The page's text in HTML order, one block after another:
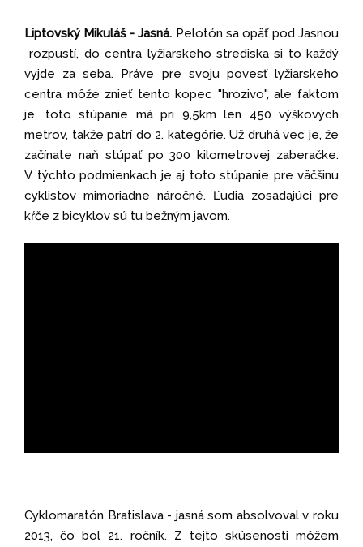
Liptovský Mikuláš - Jasná. Pelotón sa opäť pod Jasnou
rozpustí, do centra lyžiarskeho strediska si to každý
vyjde za seba. Práve pre svoju povesť lyžiarskeho
centra môže znieť tento kopec "hrozivo", ale faktom
je, toto stúpanie má pri 9,5km len 450 výškových
metrov, takže patrí do 2. kategórie. Už druhá vec je, že
začínate naň stúpať po 300 kilometrovej zaberačke.
V týchto podmienkach je aj toto stúpanie pre väčšinu
cyklistov mimoriadne náročné. Ľudia zosadajúci pre
kŕče z bicyklov sú tu bežným javom.
Cyklomaratón Bratislava - jasná som absolvoval v roku
2013, čo bol 21. ročník. Z tejto skúsenosti môžem